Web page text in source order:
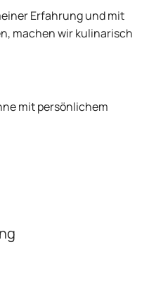
Erfahrung und mit
machen wir kulinarisch
mit persönlichem